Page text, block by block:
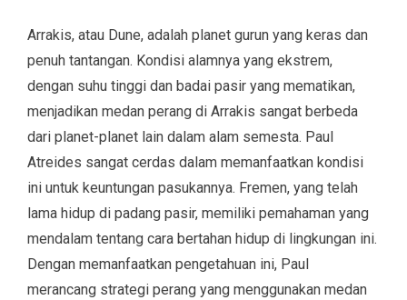
Arrakis, atau Dune, adalah planet gurun yang keras dan
penuh tantangan. Kondisi alamnya yang ekstrem,
dengan suhu tinggi dan badai pasir yang mematikan,
menjadikan medan perang di Arrakis sangat berbeda
dari planet-planet lain dalam alam semesta. Paul
Atreides sangat cerdas dalam memanfaatkan kondisi
ini untuk keuntungan pasukannya. Fremen, yang telah
lama hidup di padang pasir, memiliki pemahaman yang
mendalam tentang cara bertahan hidup di lingkungan ini.
Dengan memanfaatkan pengetahuan ini, Paul
merancang strategi perang yang menggunakan medan